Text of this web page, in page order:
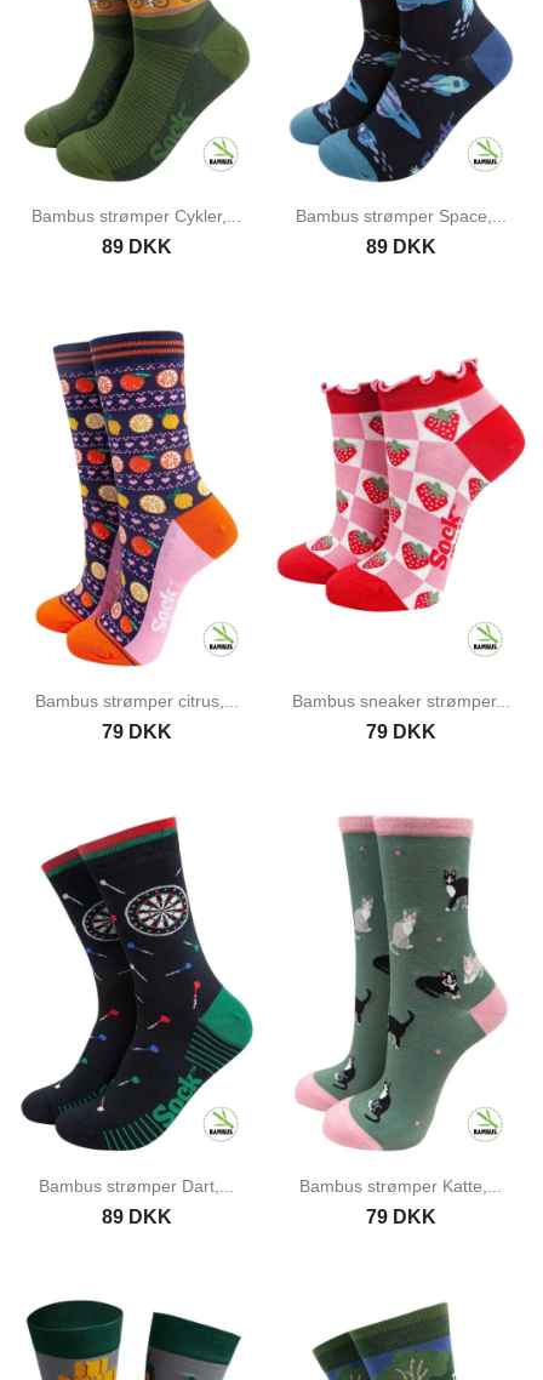
Bambus strømper Cykler,...
89 DKK
Bambus strømper Space,...
89 DKK
Bambus strømper citrus,...
79 DKK
Bambus sneaker strømper...
79 DKK
Bambus strømper Dart,...
89 DKK
Bambus strømper Katte,...
79 DKK